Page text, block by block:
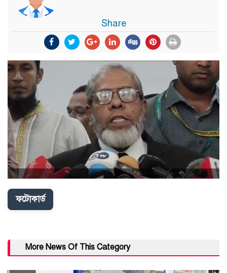
Share
ফটোকার্ড
More News Of This Category